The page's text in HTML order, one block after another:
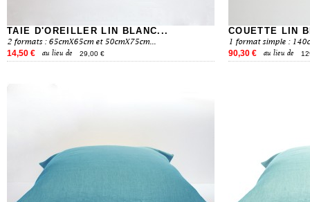
TAIE D'OREILLER LIN BLANC...
2 formats : 65cmX65cm et 50cmX75cm...
14,50 €
au lieu de 29,00 €
COUETTE LIN
1 format simple :
90,30 €
au lieu de